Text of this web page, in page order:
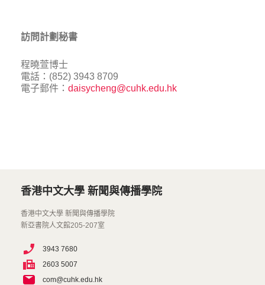
訪問計劃秘書
程曉萱博士
電話：(852) 3943 8709
電子郵件： daisycheng@cuhk.edu.hk
香港中文大學 新聞與傳播學院
香港中文大學 新聞與傳播學院
新亞書院人文館205-207室
3943 7680
2603 5007
com@cuhk.edu.hk